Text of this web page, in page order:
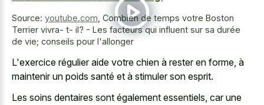
Source: youtube.com Combien de temps votre Boston
Terrier vivra- t- il? - Les facteurs qui influent sur sa durée
de vie; conseils pour l'allonger
L'exercice régulier aide votre chien à rester en forme, à
maintenir un poids santé et à stimuler son esprit.
Les soins dentaires sont également essentiels, car une